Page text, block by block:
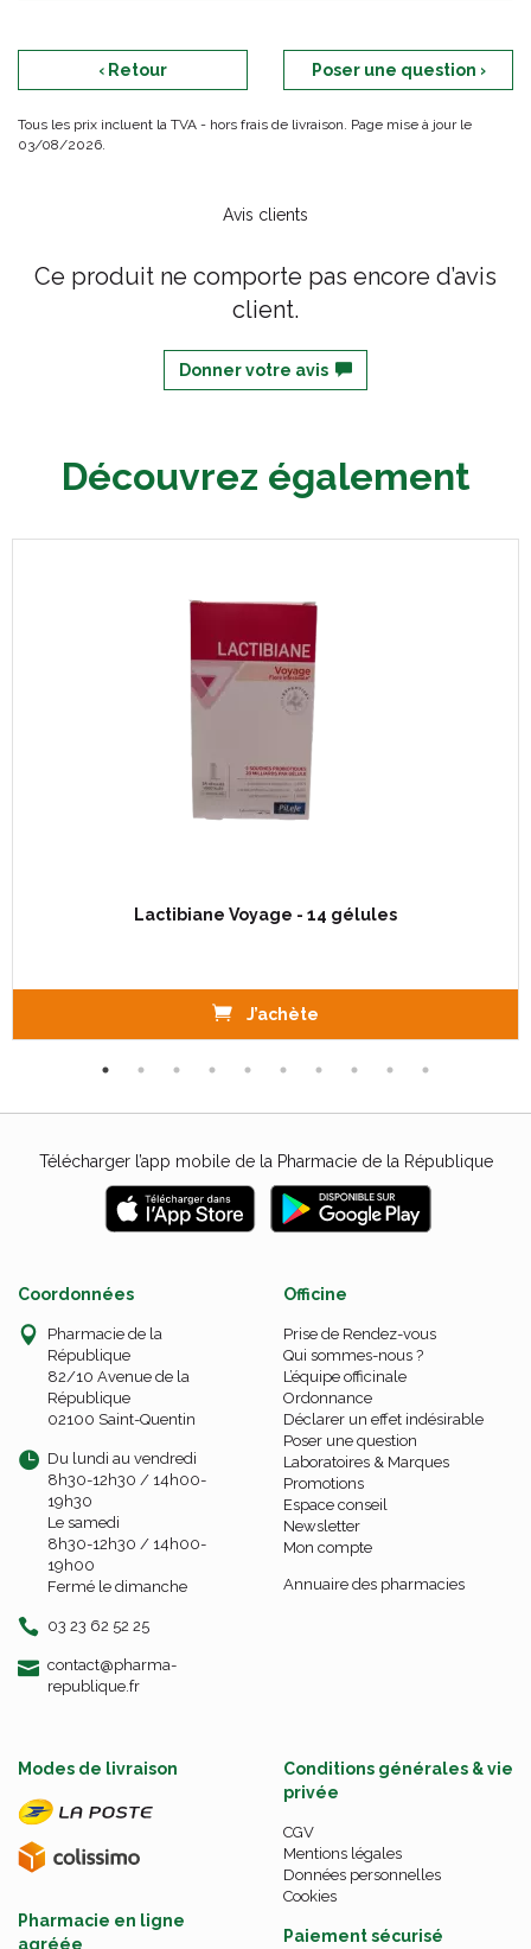
‹ Retour Poser une question ›
Tous les prix incluent la TVA - hors frais de livraison. Page mise à jour le
03/08/2026.
Avis clients
Ce produit ne comporte pas encore d’avis
client.
Donner votre avis
Découvrez également
Lactibiane Voyage - 14 gélules
J’achète
Télécharger l’app mobile de la Pharmacie de la République
Coordonnées
Pharmacie de la
République
82/10 Avenue de la
République
02100 Saint-Quentin
Du lundi au vendredi
8h30-12h30 / 14h00-
19h30
Le samedi
8h30-12h30 / 14h00-
19h00
Fermé le dimanche
03 23 62 52 25
contact-
@-
pharma-
republique.fr
Officine
Prise de Rendez-vous
Qui sommes-nous ?
L’équipe officinale
Ordonnance
Déclarer un effet indésirable
Poser une question
Laboratoires & Marques
Promotions
Espace conseil
Newsletter
Mon compte
Annuaire des pharmacies
Modes de livraison
Pharmacie en ligne
agréée
Conditions générales & vie
privée
CGV
Mentions légales
Données personnelles
Cookies
Paiement sécurisé